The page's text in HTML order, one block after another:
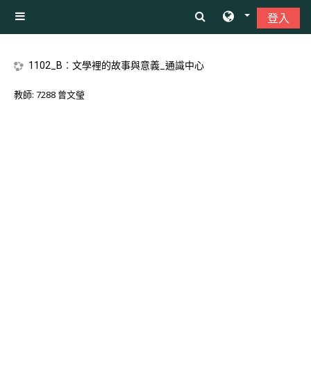
側板
登入
1102_B︰文學裡的故事與意義_通識中心
教師: 7288 曾文瑩